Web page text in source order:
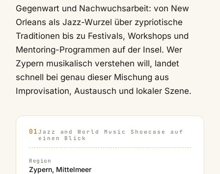
Gegenwart und Nachwuchsarbeit: von New
Orleans als Jazz-Wurzel über zypriotische
Traditionen bis zu Festivals, Workshops und
Mentoring-Programmen auf der Insel. Wer
Zypern musikalisch verstehen will, landet
schnell bei genau dieser Mischung aus
Improvisation, Austausch und lokaler Szene.
Jazz and World Music Showcase auf
einen Blick
Region
Zypern, Mittelmeer